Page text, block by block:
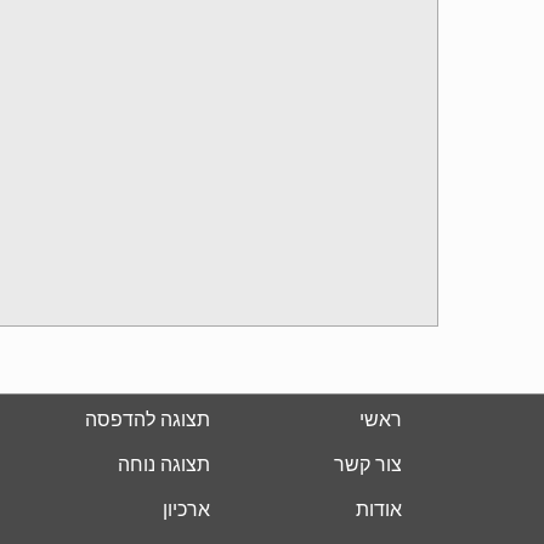
ראשי
צור קשר
אודות
תצוגה להדפסה
תצוגה נוחה
ארכיון